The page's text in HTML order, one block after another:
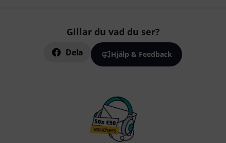
Gillar du vad du ser?
Dela Hjälp & Feedback